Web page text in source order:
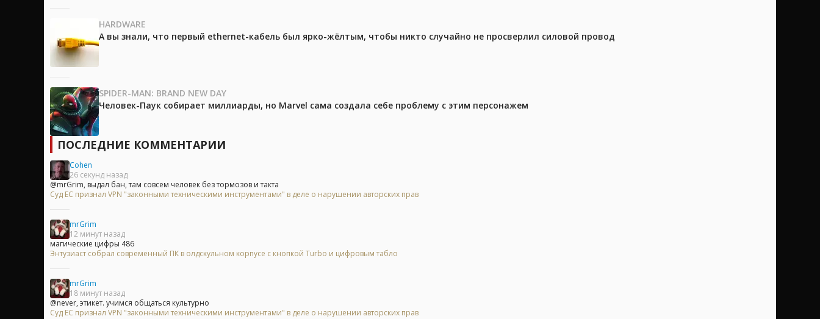
HARDWARE
А вы знали, что первый ethernet-кабель был ярко-жёлтым, чтобы никто случайно не просверлил силовой провод
SPIDER-MAN: BRAND NEW DAY
Человек-Паук собирает миллиарды, но Marvel сама создала себе проблему с этим персонажем
ПОСЛЕДНИЕ КОММЕНТАРИИ
Cohen
26 секунд назад
@mrGrim, выдал бан, там совсем человек без тормозов и такта
Суд ЕС признал VPN "законными техническими инструментами" в деле о нарушении авторских прав
mrGrim
12 минут назад
магические цифры 486
Энтузиаст собрал современный ПК в олдскульном корпусе с кнопкой Turbo и цифровым табло
mrGrim
18 минут назад
@never, этикет. учимся общаться культурно
Суд ЕС признал VPN "законными техническими инструментами" в деле о нарушении авторских прав